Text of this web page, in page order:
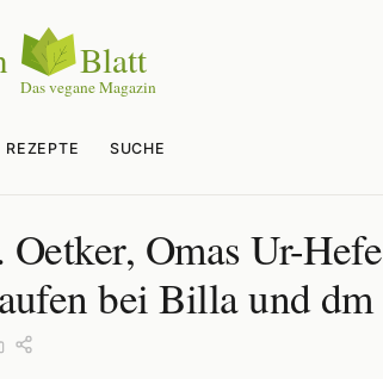
REZEPTE SUCHE
Omas Ur-Hefe
bei Billa und dm